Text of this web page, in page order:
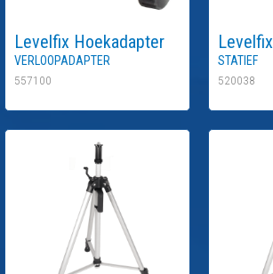
Levelfix Hoekadapter
Verloopadapter
557100
Levelfix
Statief
520038